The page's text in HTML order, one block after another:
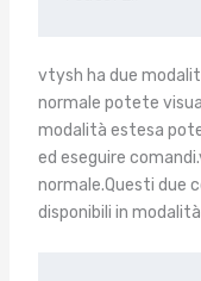
vtysh ha due
normale potete
modalità estesa
ed eseguire
normale.Questi due
disponibili in